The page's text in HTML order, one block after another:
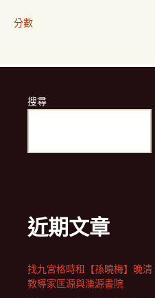
分數
搜尋
近期文章
找九宮格時租【孫曉梅】晚清
教導家匡源與濼源書院